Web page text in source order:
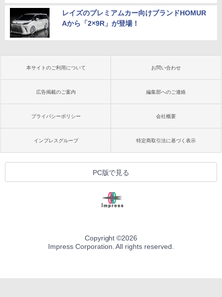
レイズのプレミアムカー向けブランドHOMUR
Aから「2×9R」が登場！
本サイトのご利用について お問い合わせ
広告掲載のご案内 編集部へのご連絡
プライバシーポリシー 会社概要
インプレスグループ 特定商取引法に基づく表示
PC版で見る
Copyright ©2026
Impress Corporation. All rights reserved.